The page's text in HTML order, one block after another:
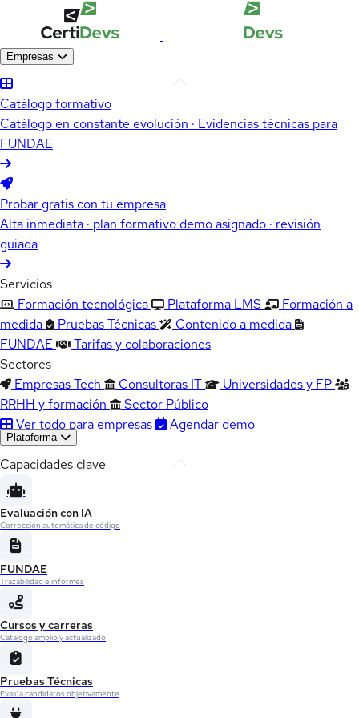
Empresas
Catálogo formativo
Catálogo en constante evolución · Evidencias técnicas para
FUNDAE
Probar gratis con tu empresa
Alta inmediata · plan formativo demo asignado · revisión
guiada
Servicios
Formación tecnológica
Plataforma LMS
Formación a
medida
Pruebas Técnicas
Contenido a medida
FUNDAE
Tarifas y colaboraciones
Sectores
Empresas Tech
Consultoras IT
Universidades y FP
RRHH y formación
Sector Público
Ver todo para empresas
Agendar demo
Plataforma
Capacidades clave
Evaluación con IA
Corrección automática de código
FUNDAE
Trazabilidad e informes
Cursos y carreras
Catálogo amplio y actualizado
Pruebas Técnicas
Evalúa candidatos objetivamente